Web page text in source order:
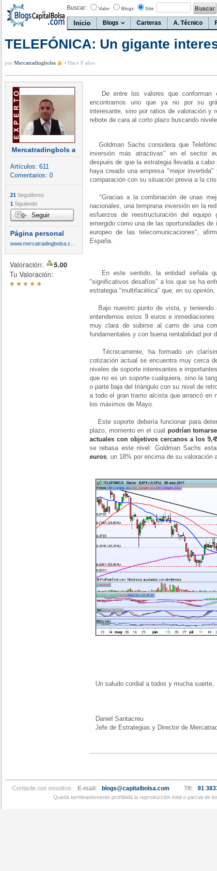
Buscar: Valor Blogs Site
Inicio Blogs Carteras A. Técnico
TELEFÓNICA: Un gigante
por Mercatradingbolsa • Hace 8 años
Mercatradingbols a
Artículos: 611
Comentarios: 0
21 Seguidores
1 Siguiendo
Seguir
Página personal
Valoración:
5.00
Tu Valoración:
*****
De entre los valores que conforman
encontramos uno que ya no por su
interesante, sino por ratios de valoración y
rebote de cara al corto plazo buscando
Goldman Sachs considera que
inversión más atractivas" en el sector
después de que la estrategia llevada a
haya creado una empresa "mejor
comparación con su situación previa a la
"Gracias a la combinación de unas
nacionales, una temprana inversión en la
esfuerzos de reestructuración del equipo
emergido como una de las oportunidades
europeo de las telecomunicaciones",
España.
En este sentido, la entidad señala
"significativos desafíos" a los que se ha
estrategia "multifacética" que, en su
Bajo nuestro punto de vista, y teniendo
entendemos estos 9 euros e
muy clara de subirse al carro de una
fundamentales y con buena rentabilidad por
Técnicamente, ha formado un
cotización actual se encuentra muy cerca
niveles de soporte interesantes e
que no es un soporte cualquiera, sino la
o parte baja del triángulo con su nivel de
a todo el gran tramo alcista que arrancó en
los máximos de Mayo.
Este soporte debería funcionar para
plazo, momento en el cual podrían
actuales con objetivos cercanos a los
se rebasa este nivel: Goldman Sachs
euros, un 18% por encima de su valoración
Un saludo cordial a todos y mucha suerte,
Daniel Santacreu
Jefe de Estrategias y Director de
Contacte con nosotros: E-mail: blogs@capitalbolsa.com Tlf: 91
Queda terminantemente prohibida la reproducción total o parcial de